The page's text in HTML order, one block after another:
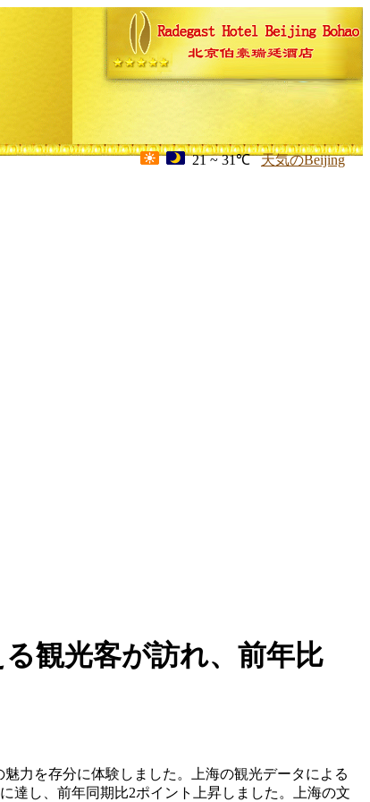
21 ~ 31℃ 天気のBeijing
観光客が訪れ、前年比
力を存分に体験しました。上海の観光データによる
達し、前年同期比2ポイント上昇しました。上海の文